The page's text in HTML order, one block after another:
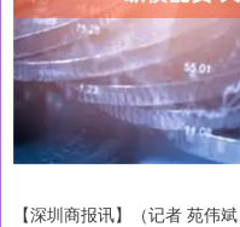
【深圳商报讯】（记者 苑伟